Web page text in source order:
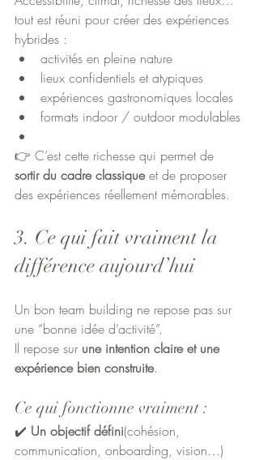
tout est réuni pour créer des expériences
hybrides :
activités en pleine nature
lieux confidentiels et atypiques
expériences gastronomiques locales
formats indoor / outdoor modulables
👉 C’est cette richesse qui permet de
sortir du cadre classique et de proposer
des expériences réellement mémorables.
3. Ce qui fait vraiment la
différence aujourd’hui
Un bon team building ne repose pas sur
une “bonne idée d’activité”.
Il repose sur une intention claire et une
expérience bien construite.
Ce qui fonctionne vraiment :
✔️ Un objectif défini(cohésion,
communication, onboarding, vision…)